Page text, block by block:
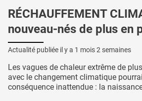
RÉCHAUFFEMENT
nouveau-nés de plus en
Actualité publiée il y a 1 mois 2 semaines
Les vagues de chaleur extrême de
avec le changement climatique
conséquence inattendue : la